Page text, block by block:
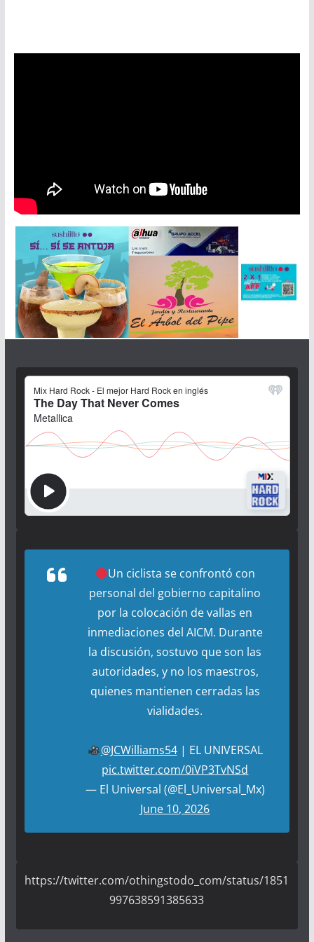
Un ciclista se confrontó con
personal del gobierno capitalino
por la colocación de vallas en
inmediaciones del AICM. Durante
la discusión, sostuvo que son las
autoridades, y no los maestros,
quienes mantienen cerradas las
vialidades.
@JCWilliams54| EL UNIVERSAL
pic.twitter.com/0iVP3TvNSd
— El Universal (@El_Universal_Mx)
June 10, 2026
https://twitter.com/othingstodo_com/status/1851
997638591385633